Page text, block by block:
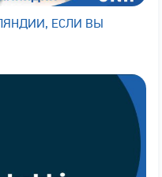
ЕСЛИ ВЫ